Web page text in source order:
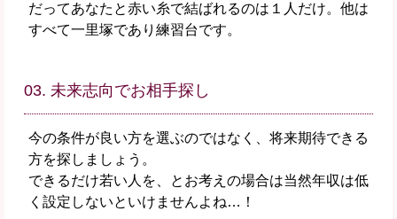
だってあなたと赤い糸で結ばれるのは１人だけ。他は
すべて一里塚であり練習台です。
03. 未来志向でお相手探し
今の条件が良い方を選ぶのではなく、将来期待できる
方を探しましょう。
できるだけ若い人を、とお考えの場合は当然年収は低
く設定しないといけませんよね…！